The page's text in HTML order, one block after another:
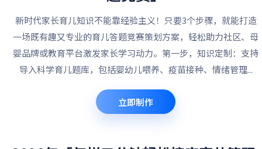
新时代家长育儿知识不能靠经验主义！只要3个步骤，就能打造
一场既有趣又专业的育儿答题竞赛策划方案，轻松助力社区、母
婴品牌或教育平台激发家长学习动力。第一步，知识定制：支持
导入科学育儿题库，包括婴幼儿喂养、疫苗接种、情绪管理...
立即制作